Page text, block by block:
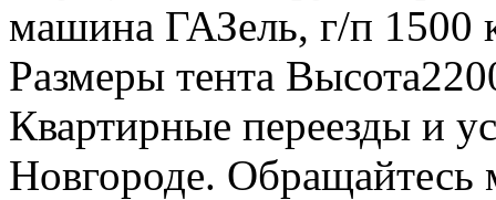
машина ГАЗель, г/п 1500
Размеры тента
Квартирные переезды и
Новгороде.